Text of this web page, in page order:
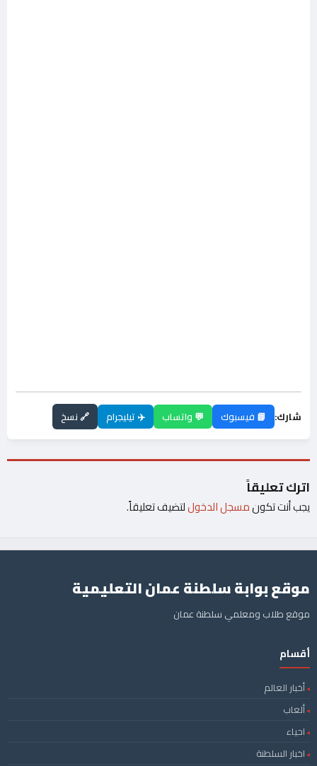
شارك: 📘 فيسبوك 💬 واتساب ✈️ تيليجرام 🔗 نسخ
اترك تعليقاً
يجب أنت تكونمسجل الدخوللتضيف تعليقاً.
موقع بوابة سلطنة عمان التعليمية
موقع طلاب ومعلمي سلطنة عمان
أقسام
أخبار العالم
ألعاب
احياء
اخبار السلطنة